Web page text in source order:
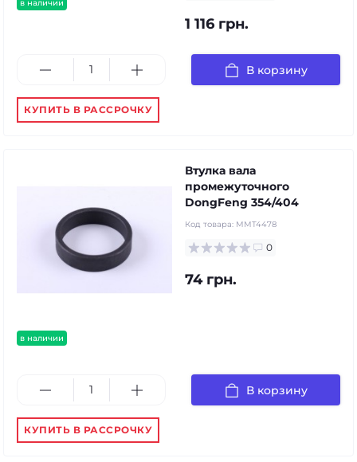
в наличии
1 116 грн.
В корзину
КУПИТЬ В РАССРОЧКУ
в наличии
Втулка вала
промежуточного
DongFeng 354/404
Код товара: MMT4478
0
74 грн.
В корзину
КУПИТЬ В РАССРОЧКУ